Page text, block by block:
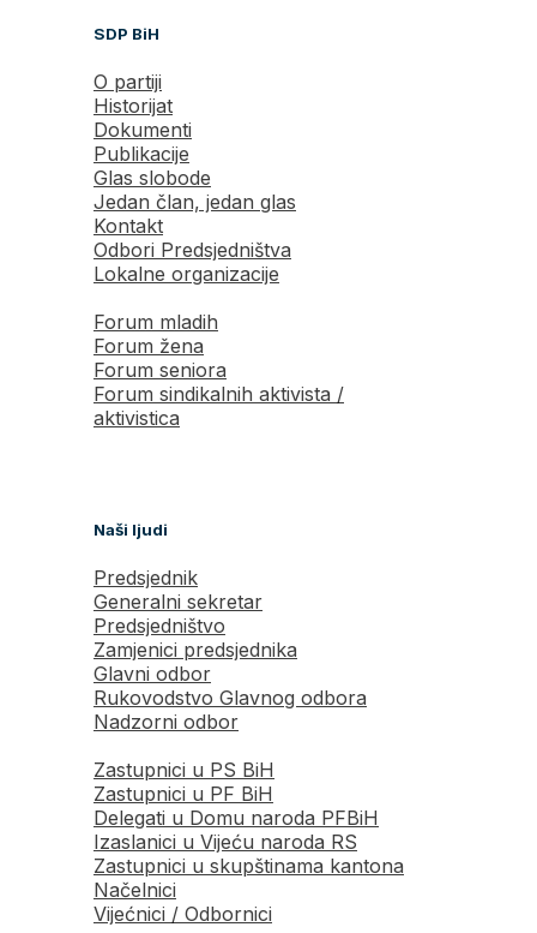
SDP BiH
O partiji
Historijat
Dokumenti
Publikacije
Glas slobode
Jedan član, jedan glas
Kontakt
Odbori Predsjedništva
Lokalne organizacije
Forum mladih
Forum žena
Forum seniora
Forum sindikalnih aktivista /
aktivistica
Naši ljudi
Predsjednik
Generalni sekretar
Predsjedništvo
Zamjenici predsjednika
Glavni odbor
Rukovodstvo Glavnog odbora
Nadzorni odbor
Zastupnici u PS BiH
Zastupnici u PF BiH
Delegati u Domu naroda PFBiH
Izaslanici u Vijeću naroda RS
Zastupnici u skupštinama kantona
Načelnici
Vijećnici / Odbornici